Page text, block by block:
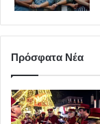
Πρόσφατα Νέα